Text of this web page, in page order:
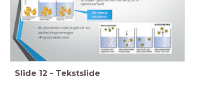
Slide 12 - Tekstslide